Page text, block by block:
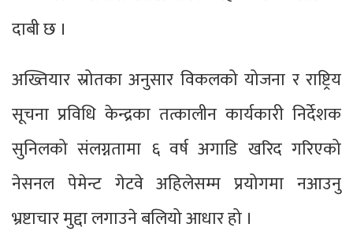
दाबी छ ।
अख्तियार स्रोतका अनुसार विकलको योजना र राष्ट्रिय
सूचना प्रविधि केन्द्रका तत्कालीन कार्यकारी निर्देशक
सुनिलको संलग्नतामा ६ वर्ष अगाडि खरिद गरिएको
नेसनल पेमेन्ट गेटवे अहिलेसम्म प्रयोगमा नआउनु
भ्रष्टाचार मुद्दा लगाउने बलियो आधार हो ।